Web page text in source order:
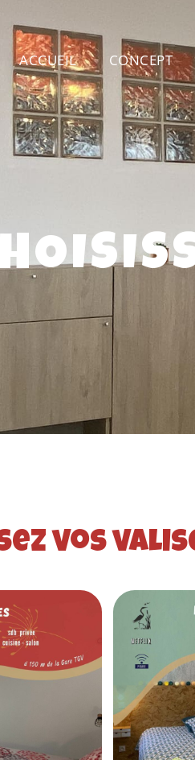
ACCUEIL CONCEPT
vos